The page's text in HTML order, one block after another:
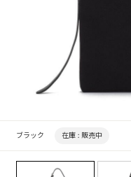
ブラック 在庫 : 販売中